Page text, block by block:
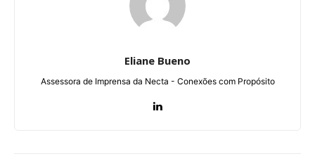
Eliane Bueno
Assessora de Imprensa da Necta - Conexões com Propósito